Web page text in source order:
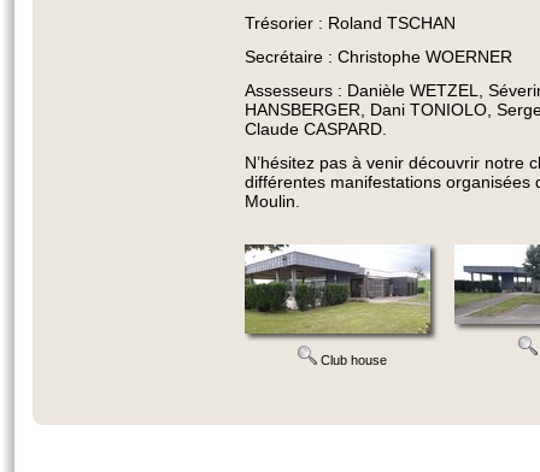
Trésorier : Roland TSCHAN
Secrétaire : Christophe WOERNER
Assesseurs : Danièle WETZEL,
HANSBERGER, Dani TONIOLO,
Claude CASPARD.
N’hésitez pas à venir découvrir notre
différentes manifestations organisées
Moulin.
Club house